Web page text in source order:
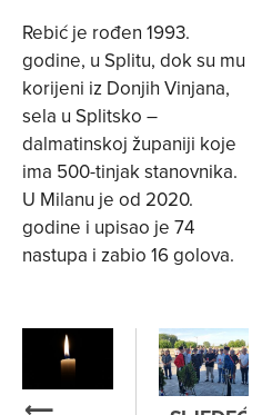
Rebić je rođen 1993.
godine, u Splitu, dok su mu
korijeni iz Donjih Vinjana,
sela u Splitsko –
dalmatinskoj županiji koje
ima 500-tinjak stanovnika.
U Milanu je od 2020.
godine i upisao je 74
nastupa i zabio 16 golova.